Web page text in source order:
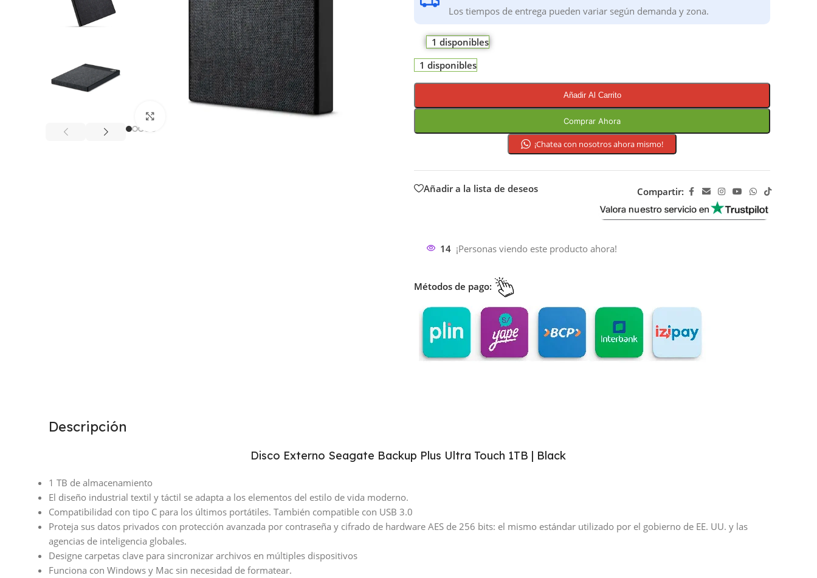
Los tiempos de entrega pueden variar según demanda y zona.
1 disponibles
1 disponibles
Añadir Al Carrito
Comprar Ahora
¡Chatea con nosotros ahora mismo!
Añadir a la lista de deseos Compartir:
14 ¡Personas viendo este producto ahora!
Métodos de pago:
Descripción
Disco Externo Seagate Backup Plus Ultra Touch 1TB | Black
1 TB de almacenamiento
El diseño industrial textil y táctil se adapta a los elementos del estilo de vida moderno.
Compatibilidad con tipo C para los últimos portátiles. También compatible con USB 3.0
Proteja sus datos privados con protección avanzada por contraseña y cifrado de hardware AES de 256 bits: el mismo estándar utilizado por el gobierno de EE. UU. y las
agencias de inteligencia globales.
Designe carpetas clave para sincronizar archivos en múltiples dispositivos
Funciona con Windows y Mac sin necesidad de formatear.